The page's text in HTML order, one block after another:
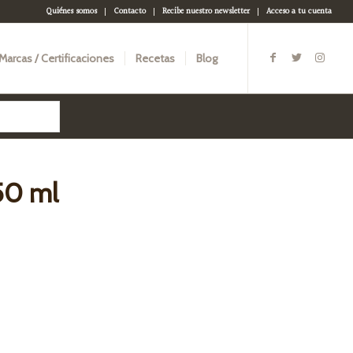
Quiénes somos Contacto Recibe nuestro newsletter Acceso a tu cuenta
/ Certificaciones Recetas Blog
ml